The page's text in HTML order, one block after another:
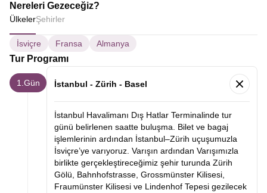
Nereleri Gezeceğiz?
ÜlkelerŞehirler
İsviçre Fransa Almanya
Tur Programı
1.Gün İstanbul - Zürih - Basel
İstanbul Havalimanı Dış Hatlar Terminalinde tur
günü belirlenen saatte buluşma. Bilet ve bagaj
işlemlerinin ardından İstanbul–Zürih uçuşumuzla
İsviçre’ye varıyoruz. Varışın ardından Varışımızla
birlikte gerçekleştireceğimiz şehir turunda Zürih
Gölü, Bahnhofstrasse, Grossmünster Kilisesi,
Fraumünster Kilisesi ve Lindenhof Tepesi gezilecek